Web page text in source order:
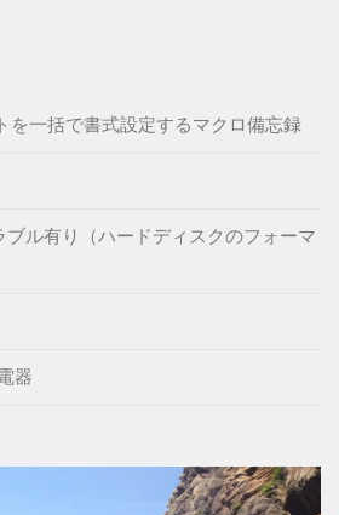
を一括で書式設定するマクロ備忘録
ブル有り（ハードディスクのフォーマ
器